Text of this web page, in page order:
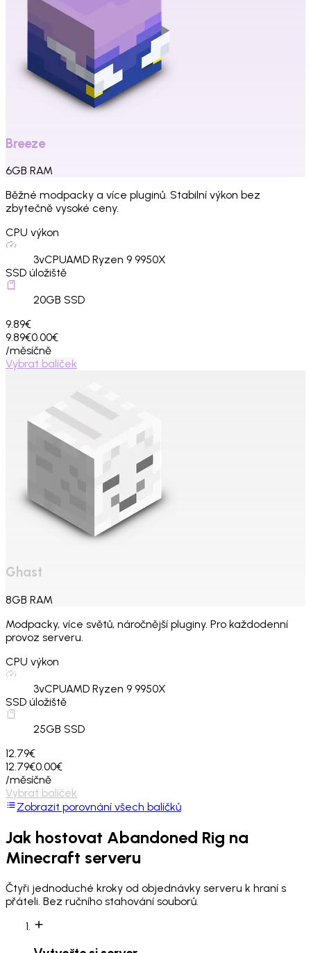
Breeze
6GB RAM
Běžné modpacky a více pluginů. Stabilní výkon bez
zbytečně vysoké ceny.
CPU výkon
3vCPUAMD Ryzen 9 9950X
SSD úložiště
20GB SSD
9.89€
9.89€0.00€
/měsíčně
Vybrat balíček
Ghast
8GB RAM
Modpacky, více světů, náročnější pluginy. Pro každodenní
provoz serveru.
CPU výkon
3vCPUAMD Ryzen 9 9950X
SSD úložiště
25GB SSD
12.79€
12.79€0.00€
/měsíčně
Vybrat balíček
Zobrazit porovnání všech balíčků
Jak hostovat Abandoned Rig na
Minecraft serveru
Čtyři jednoduché kroky od objednávky serveru k hraní s
přáteli. Bez ručního stahování souborů.